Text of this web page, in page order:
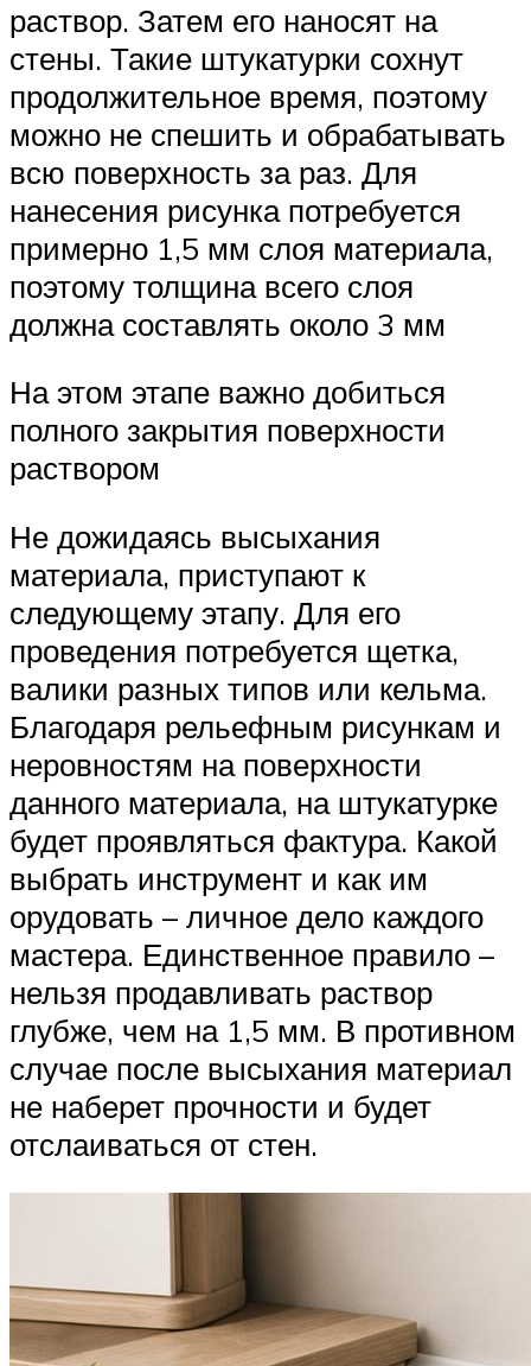
раствор. Затем его наносят на
стены. Такие штукатурки сохнут
продолжительное время, поэтому
можно не спешить и обрабатывать
всю поверхность за раз. Для
нанесения рисунка потребуется
примерно 1,5 мм слоя материала,
поэтому толщина всего слоя
должна составлять около 3 мм
На этом этапе важно добиться
полного закрытия поверхности
раствором
Не дожидаясь высыхания
материала, приступают к
следующему этапу. Для его
проведения потребуется щетка,
валики разных типов или кельма.
Благодаря рельефным рисункам и
неровностям на поверхности
данного материала, на штукатурке
будет проявляться фактура. Какой
выбрать инструмент и как им
орудовать – личное дело каждого
мастера. Единственное правило –
нельзя продавливать раствор
глубже, чем на 1,5 мм. В противном
случае после высыхания материал
не наберет прочности и будет
отслаиваться от стен.